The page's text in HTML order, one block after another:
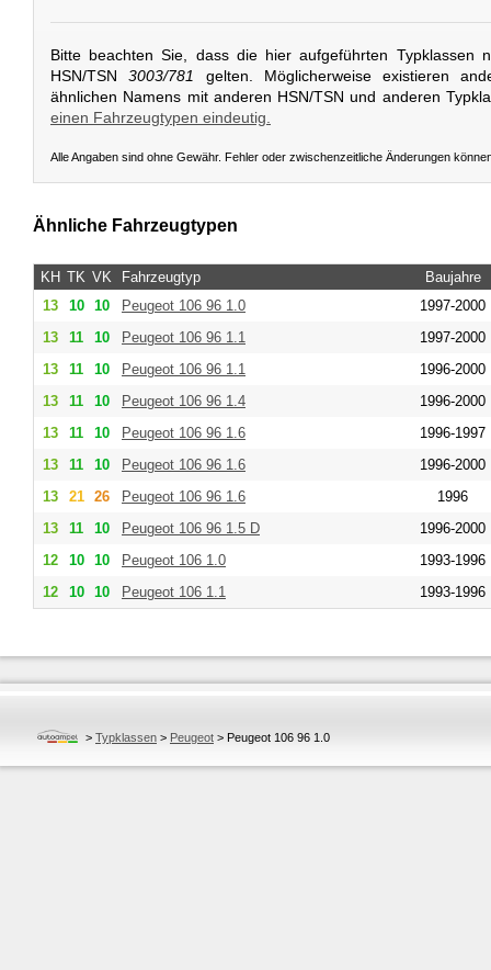
Bitte beachten Sie, dass die hier aufgeführten Typklassen
HSN/TSN3003/781
gelten. Möglicherweise existieren
ähnlichen Namens mit anderen HSN/TSN und anderen
einen Fahrzeugtypen eindeutig.
Alle Angaben sind ohne Gewähr. Fehler oder zwischenzeitliche Änderungen
Ähnliche Fahrzeugtypen
KH TK VK Fahrzeugtyp
Baujahre
13
10 10 Peugeot 106 96 1.0
1997-2000
13
11 10 Peugeot 106 96 1.1
1997-2000
13
11 10 Peugeot 106 96 1.1
1996-2000
13
11 10 Peugeot 106 96 1.4
1996-2000
13
11 10 Peugeot 106 96 1.6
1996-1997
13
11 10 Peugeot 106 96 1.6
1996-2000
13
21 26 Peugeot 106 96 1.6
1996
13
11 10 Peugeot 106 96 1.5 D
1996-2000
12
10 10 Peugeot 106 1.0
1993-1996
12
10 10 Peugeot 106 1.1 1993-1996
> Typklassen > Peugeot > Peugeot 106 96 1.0